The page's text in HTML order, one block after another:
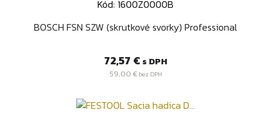
Kód: 1600Z0000B
BOSCH FSN SZW (skrutkové svorky) Professional
Cena
72,57 € s DPH
59,00 €bez DPH